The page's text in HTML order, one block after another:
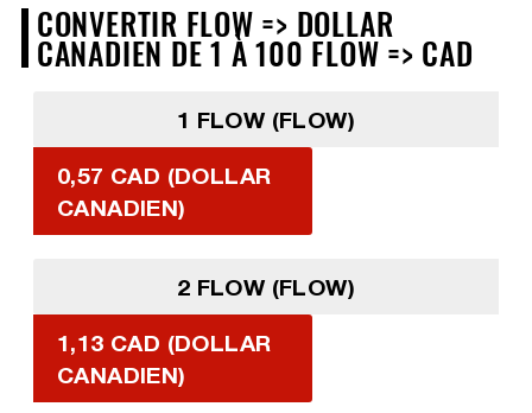
CONVERTIR FLOW => DOLLAR
CANADIEN DE 1 À 100 FLOW => CAD
1 FLOW (FLOW)
0,57 CAD (DOLLAR
CANADIEN)
2 FLOW (FLOW)
1,13 CAD (DOLLAR
CANADIEN)